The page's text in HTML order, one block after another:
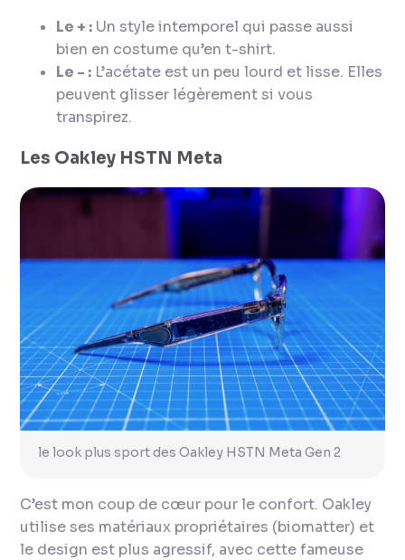
Le + : Un style intemporel qui passe aussi
bien en costume qu’en t-shirt.
Le - : L’acétate est un peu lourd et lisse. Elles
peuvent glisser légèrement si vous
transpirez.
Les Oakley HSTN Meta
le look plus sport des Oakley HSTN Meta Gen 2
C’est mon coup de cœur pour le confort. Oakley
utilise ses matériaux propriétaires (biomatter) et
le design est plus agressif, avec cette fameuse